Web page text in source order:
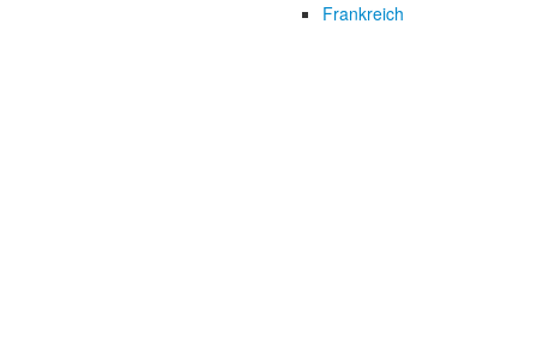
Frankreich